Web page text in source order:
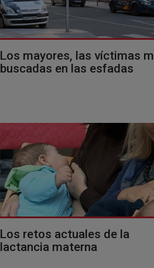
Los mayores, las víctimas
buscadas en las esfadas
Los retos actuales de la
lactancia materna